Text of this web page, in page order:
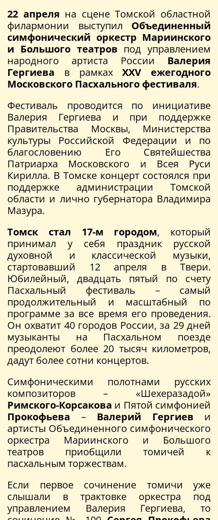
22 апреля на сцене Томской областной
филармонии выступил Объединенный
симфонический оркестр Мариинского
и Большого театров под управлением
народного артиста России Валерия
Гергиева в рамкахXXV ежегодного
Московского Пасхального фестиваля.
Фестиваль проводится по инициативе
Валерия Гергиева и при поддержке
Правительства Москвы, Министерства
культуры Российской Федерации и по
благословению Его Святейшества
Патриарха Московского и Всея Руси
Кирилла. В Томске концерт состоялся при
поддержке администрации Томской
области и лично губернатора Владимира
Мазура.
Томск стал 17-м городом, который
принимал у себя праздник русской
духовной и классической музыки,
стартовавший 12 апреля в Твери.
Юбилейный, двадцать пятый по счету
Пасхальный фестиваль – самый
продолжительный и масштабный по
программе за все время его проведения.
Он охватит 40 городов России, за 29 дней
музыканты на Пасхальном поезде
преодолеют более 20 тысяч километров,
дадут более сотни концертов.
Симфоническими полотнами русских
композиторов – «Шехеразадой»
Римского-Корсакова и Пятой симфонией
Прокофьева – Валерий Гергиев и
артисты Объединенного симфонического
оркестра Мариинского и Большого
театров приобщили томичей к
пасхальным торжествам.
Если первое сочинение томичи уже
слышали в трактовке оркестра под
управлением Валерия Гергиева, то